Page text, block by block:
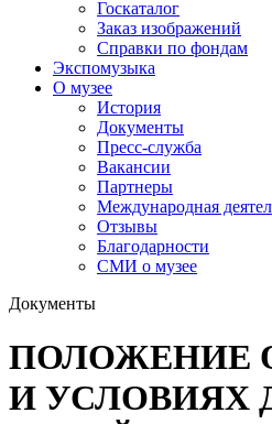
Госкаталог
Заказ изображений
Справки по фондам
Экспомузыка
О музее
История
Документы
Пресс-служба
Вакансии
Партнеры
Международная
Отзывы
Благодарности
СМИ о музее
Документы
ПОЛОЖЕНИЕ
И УСЛОВИЯХ